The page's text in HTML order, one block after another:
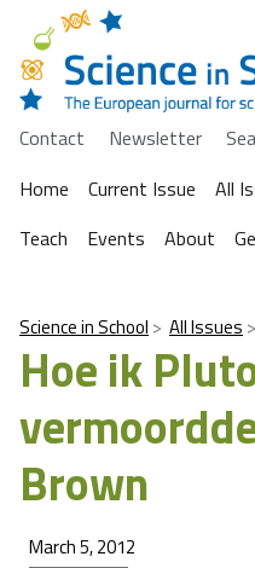
Contact Newsletter
Home
Current Issue All
Teach
Events About
Science in School All Issues
Hoe ik
Brown
March 5, 2012